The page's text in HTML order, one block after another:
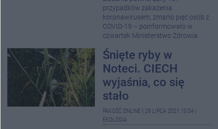
przypadków zakażenia
koronawirusem, zmarło pięć osób z
COVID-19 – poinformowało w
czwartek Ministerstwo Zdrowia.
Śnięte ryby w
Noteci. CIECH
wyjaśnia, co się
stało
PAKOŚĆ.ONLINE 29 LIPCA 2021 10:54
EKOLOGIA